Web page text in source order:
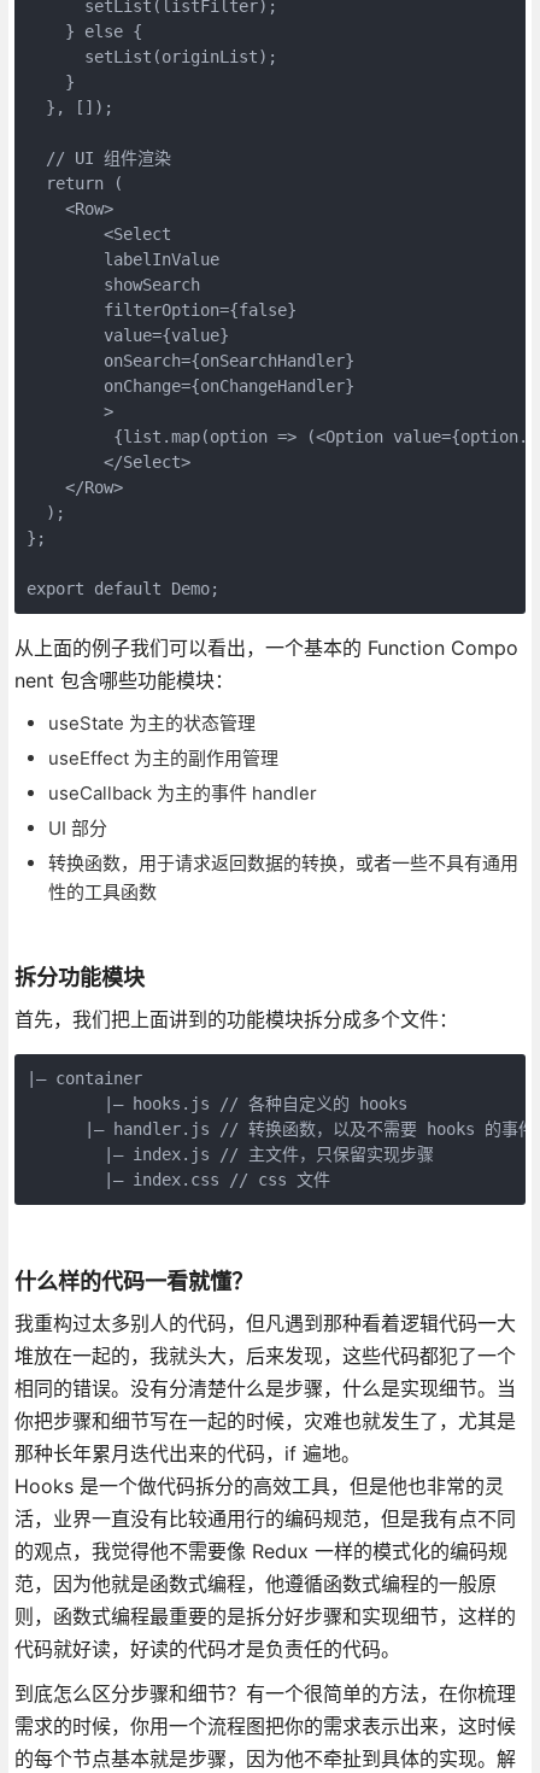
      setList(listFilter);
    } else {
      setList(originList);
    }
  }, []);
  // UI 组件渲染
  return (
    <Row>
        <Select
        labelInValue
        showSearch
        filterOption={false}
        value={value}
        onSearch={onSearchHandler}
        onChange={onChangeHandler}
        >
{list.map(option => (<Option
        </Select>
    </Row>
  );
};
从上面的例子我们可以看出，一个基本的 Function Compo
nent 包含哪些功能模块：
useState 为主的状态管理
useEffect 为主的副作用管理
useCallback 为主的事件 handler
UI 部分
转换函数，用于请求返回数据的转换，或者一些不具有通用
性的工具函数
拆分功能模块
首先，我们把上面讲到的功能模块拆分成多个文件：
|— container
        |— hooks.js // 各种自定义的 hooks
|— handler.js // 转换函数，以及不需要 hooks 的事件
        |— index.js // 主文件，只保留实现步骤
        |— index.css // css 文件
什么样的代码一看就懂？
我重构过太多别人的代码，但凡遇到那种看着逻辑代码一大
堆放在一起的，我就头大，后来发现，这些代码都犯了一个
相同的错误。没有分清楚什么是步骤，什么是实现细节。当
你把步骤和细节写在一起的时候，灾难也就发生了，尤其是
那种长年累月迭代出来的代码，if 遍地。
Hooks 是一个做代码拆分的高效工具，但是他也非常的灵
活，业界一直没有比较通用行的编码规范，但是我有点不同
的观点，我觉得他不需要像 Redux 一样的模式化的编码规
范，因为他就是函数式编程，他遵循函数式编程的一般原
则，函数式编程最重要的是拆分好步骤和实现细节，这样的
代码就好读，好读的代码才是负责任的代码。
到底怎么区分步骤和细节？有一个很简单的方法，在你梳理
需求的时候，你用一个流程图把你的需求表示出来，这时候
的每个节点基本就是步骤，因为他不牵扯到具体的实现。解